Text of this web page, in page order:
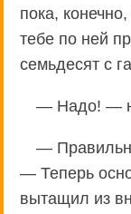
пока,
тебе по ней
семьдесят с
— Надо! —
—
— Теперь
вытащил из